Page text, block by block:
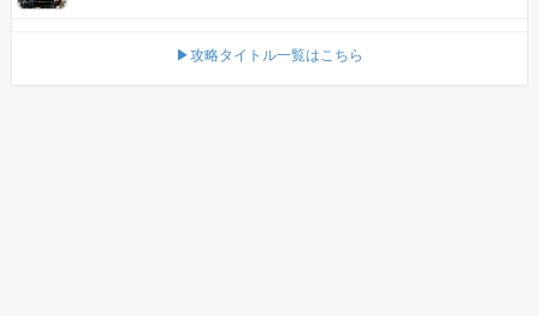
▶攻略タイトル一覧はこちら